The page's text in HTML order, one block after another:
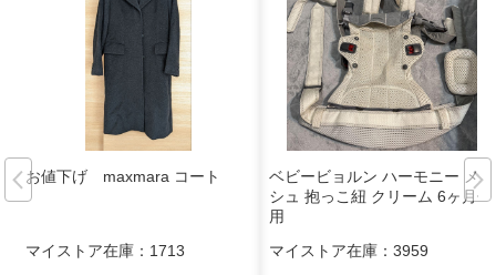
お値下げ maxmara コート
マイストア在庫： 1713
ベビービョルン ハーモニー メッ
シュ 抱っこ紐 クリーム 6ヶ月使
用
マイストア在庫： 3959